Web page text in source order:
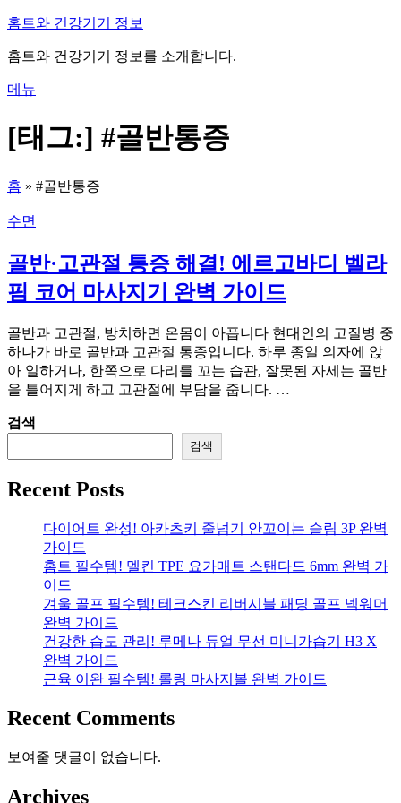
내
으
바
기
홈트와 건강기기 정보
홈트와 건강기기 정보를 소개합니다.
메뉴
[태그:] #골반통증
홈 » #골반통증
수면
골반·고관절 통증 해결! 에르고바디 벨라
핌 코어 마사지기 완벽 가이드
골반과 고관절, 방치하면 온몸이 아픕니다 현대인의 고질병 중
하나가 바로 골반과 고관절 통증입니다. 하루 종일 의자에 앉
아 일하거나, 한쪽으로 다리를 꼬는 습관, 잘못된 자세는 골반
을 틀어지게 하고 고관절에 부담을 줍니다. …
검색
검색
Recent Posts
다이어트 완성! 아카츠키 줄넘기 안꼬이는 슬림 3P 완벽
가이드
홈트 필수템! 멜킨 TPE 요가매트 스탠다드 6mm 완벽 가
이드
겨울 골프 필수템! 테크스킨 리버시블 패딩 골프 넥워머
완벽 가이드
건강한 습도 관리! 루메나 듀얼 무선 미니가습기 H3 X
완벽 가이드
근육 이완 필수템! 롤링 마사지볼 완벽 가이드
Recent Comments
보여줄 댓글이 없습니다.
Archives